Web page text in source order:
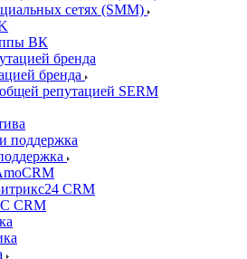
сетях (SMM)
ВК
бренда
репутацией SERM
CRM
CRM